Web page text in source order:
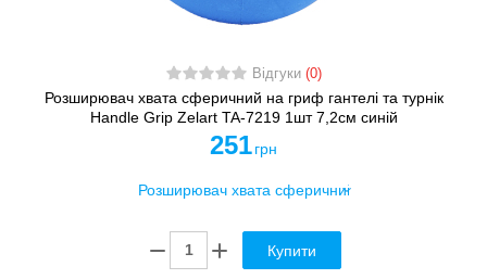
Відгуки (0)
Розширювач хвата сферичний на гриф гантелі та турнік
Handle Grip Zelart TA-7219 1шт 7,2см синій
251 грн
Купити